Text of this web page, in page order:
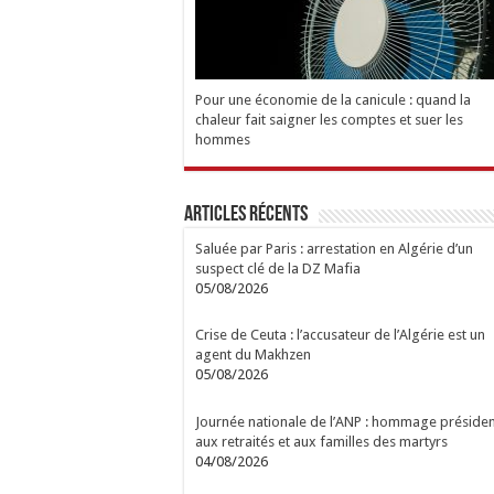
Pour une économie de la canicule : quand la
chaleur fait saigner les comptes et suer les
hommes
Articles Récents
Saluée par Paris : arrestation en Algérie d’un
suspect clé de la DZ Mafia
05/08/2026
Crise de Ceuta : l’accusateur de l’Algérie est un
agent du Makhzen
05/08/2026
Journée nationale de l’ANP : hommage
aux retraités et aux familles des martyrs
04/08/2026